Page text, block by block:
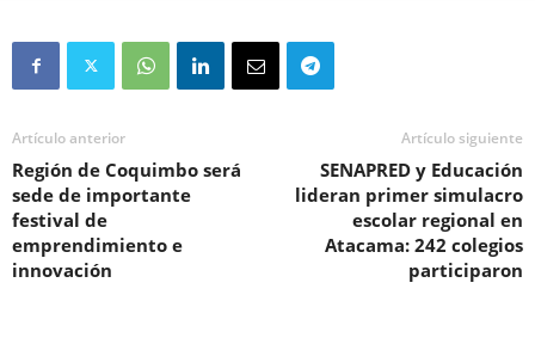
Artículo anterior
Región de Coquimbo será
sede de importante
festival de
emprendimiento e
innovación
Artículo siguiente
SENAPRED y Educación
lideran primer simulacro
escolar regional en
Atacama: 242 colegios
participaron